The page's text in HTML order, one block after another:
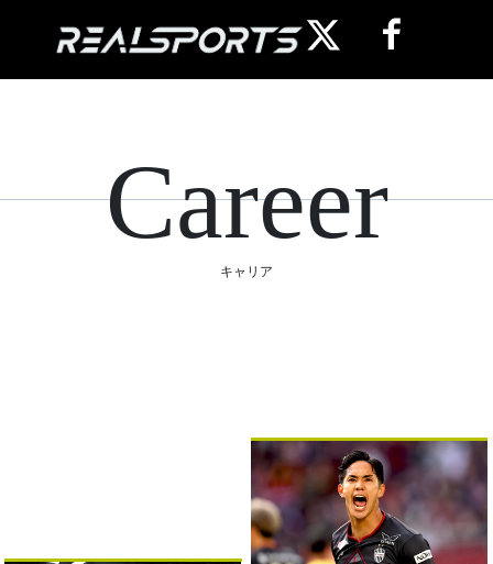
Career
キャリア